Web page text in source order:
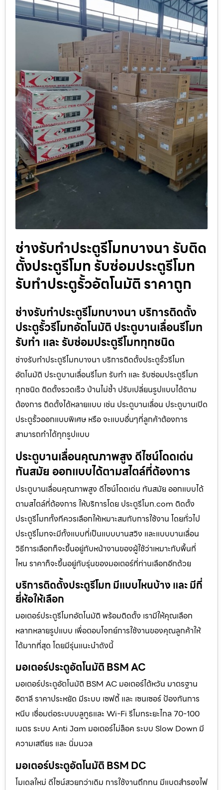
ช่างรับทำประตูรีโมทบางนา รับติด
ตั้งประตูรีโมท รับซ่อมประตูรีโมท
รับทำประตูรั้วอัตโนมัติ ราคาถูก
ช่างรับทำประตูรีโมทบางนา บริการติดตั้ง
ประตูรั้วรีโมทอัตโนมัติ ประตูบานเลื่อนรีโมท
รับทำ และ รับซ่อมประตูรีโมททุกชนิด
ช่างรับทำประตูรีโมทบางนา บริการติดตั้งประตูรั้วรีโมท
อัตโนมัติ ประตูบานเลื่อนรีโมท รับทำ และ รับซ่อมประตูรีโมท
ทุกชนิด ติดตั้งรวดเร็ว บ้านไม่ช้ำ ปรับเปลี่ยนรูปแบบได้ตาม
ต้องการ ติดตั้งได้หลายแบบ เช่น ประตูบานเลื่อน ประตูบานเปิด
ประตูรั้วออกแบบพิเศษ หรือ จะแบบอื่นๆที่ลูกค้าต้องการ
สามารถทำได้ทุกรูปแบบ
ประตูบานเลื่อนคุณภาพสูง ดีไซน์โดดเด่น
ทันสมัย ออกแบบได้ตามสไตล์ที่ต้องการ
ประตูบานเลื่อนคุณภาพสูง ดีไซน์โดดเด่น ทันสมัย ออกแบบได้
ตามสไตล์ที่ต้องการ ให้บริการโดย ประตูรีโมท.com ติดตั้ง
ประตูรีโมททั้งทีควรเลือกให้เหมาะสมกับการใช้งาน โดยทั่วไป
ประตูรีโมทจะมีทั้งแบบที่เป็นแบบบานสวิง และแบบบานเลื่อน
วิธีการเลือกก็จะขึ้นอยู่กับหน้างานของผู้ใช้ว่าเหมาะกับพื้นที่
ไหน ราคาก็จะขึ้นอยู่กับรุ่นของมอเตอร์ที่ท่านเลือกอีกด้วย
บริการติดตั้งประตูรีโมท มีแบบไหนบ้าง และ มีกี่
ยี่ห้อให้เลือก
มอเตอร์ประตูรีโมทอัตโนมัติ พร้อมติดตั้ง เรามีให้คุณเลือก
หลากหลายรูปแบบ เพื่อตอบโจทย์การใช้งานของคุณลูกค้าให้
ได้มากที่สุด โดยมีรุ่นแนะนำดังนี้
มอเตอร์ประตูอัตโนมัติ BSM AC
มอเตอร์ประตูอัตโนมัติ BSM AC มอเตอร์ไต้หวัน มาตรฐาน
อิตาลี ราคาประหยัด มีระบบ เซฟตี้ และ เซนเซอร์ ป้องกันการ
หนีบ เชื่อมต่อระบบบลูทูธและ Wi-Fi รีโมทระยะไกล 70-100
เมตร ระบบ Anti Jam มอเตอร์ไม่ล็อค ระบบ Slow Down มี
ความเสถียร และ นิ่มนวล
มอเตอร์ประตูอัตโนมัติ BSM DC
โมเดลใหม่ ดีไซน์สวยกว่าเดิม การใช้งานถึกทน มีแบตสำรองไฟ